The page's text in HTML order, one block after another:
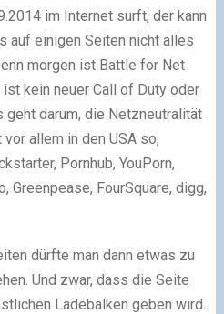
im Internet surft, der kann
auf einigen Seiten nicht alles
morgen ist Battle for Net
kein neuer Call of Duty oder
geht darum, die Netzneutralität
allem in den USA so,
Pornhub, YouPorn,
Greenpease, FourSquare, digg,
dürfte man dann etwas zu
Und zwar, dass die Seite
Ladebalken geben wird.